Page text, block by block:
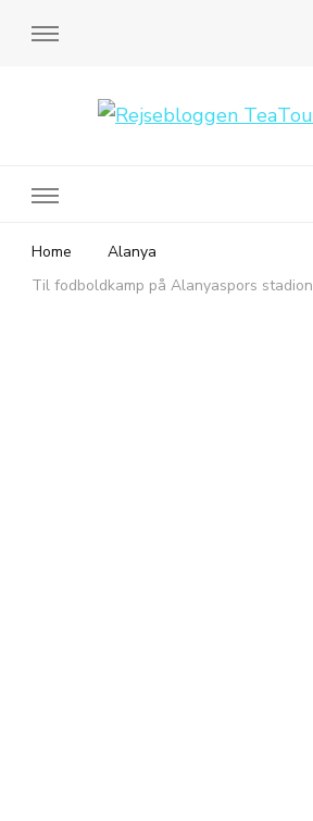
Home
Alanya
Til fodboldkamp på Alanyaspors stadion